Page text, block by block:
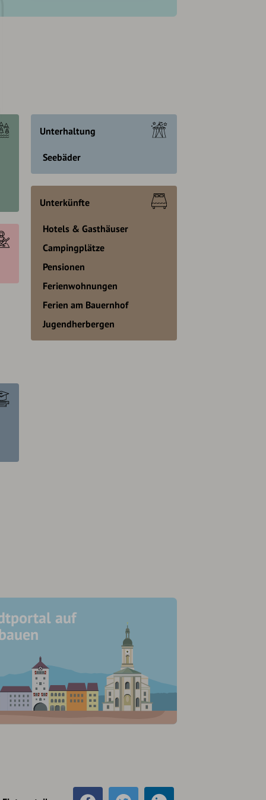
Unterhaltung
Seebäder
Unterkünfte
Hotels & Gasthäuser
Campingplätze
Pensionen
Ferienwohnungen
Ferien am Bauernhof
Jugendherbergen
auf